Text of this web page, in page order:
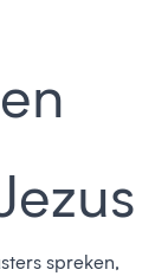
spreken,